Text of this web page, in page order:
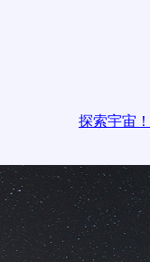
探索宇宙！